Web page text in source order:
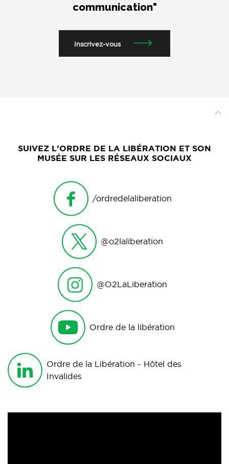
communication"
Inscrivez-vous
SUIVEZ L’ORDRE DE LA LIBÉRATION ET SON
MUSÉE SUR LES RÉSEAUX SOCIAUX
/ordredelaliberation
@o2laliberation
@O2LaLiberation
Ordre de la libération
Ordre de la Libération - Hôtel des
Invalides